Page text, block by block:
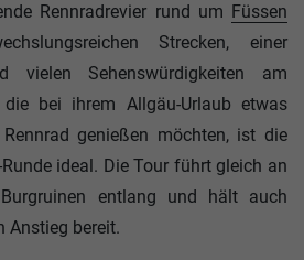
Rennradrevier rund um Füssen
Strecken, einer
vielen Sehenswürdigkeiten am
bei ihrem Allgäu-Urlaub etwas
genießen möchten, ist die
ideal. Die Tour führt gleich an
entlang und hält auch
Anstieg bereit.